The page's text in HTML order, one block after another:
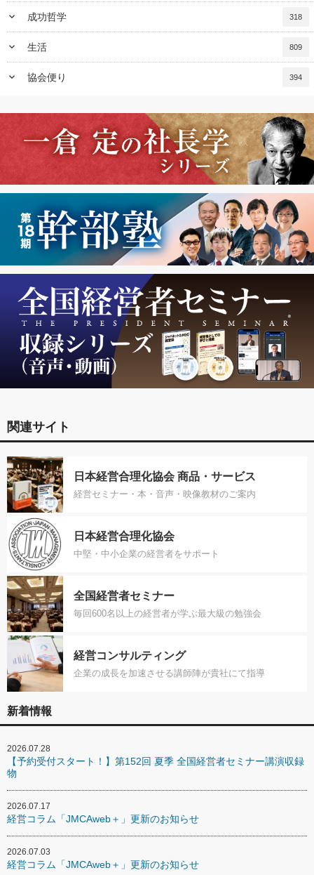
keyboard_arrow_down 成功哲学 318
keyboard_arrow_down 生活 809
keyboard_arrow_down 協会便り 394
関連サイト
日本経営合理化協会 商品・サービス
経営セミナー・本・音声・映像教材のご案内
日本経営合理化協会
中堅・中小企業の経営者をサポート
全国経営者セミナー
毎回600名以上の経営者が学ぶ最大級の勉強会
経営コンサルティング
企業の成長を加速させる講師陣が貴社にて指導
新着情報
2026.07.28
【予約受付スタート！】第152回 夏季 全国経営者セミナー講演収録
物
2026.07.17
経営コラム「JMCAweb＋」更新のお知らせ
2026.07.03
経営コラム「JMCAweb＋」更新のお知らせ